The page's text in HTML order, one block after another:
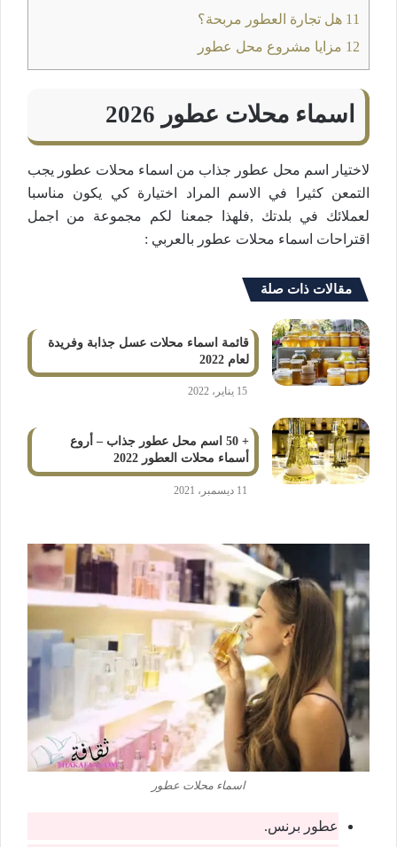
11 هل تجارة العطور مربحة؟
12 مزايا مشروع محل عطور
اسماء محلات عطور 2026
لاختيار اسم محل عطور جذاب من اسماء محلات عطور يجب
التمعن كثيرا في الاسم المراد اختيارة كي يكون مناسبا
لعملائك في بلدتك ,فلهذا جمعنا لكم مجموعة من اجمل
اقتراحات اسماء محلات عطور بالعربي :
مقالات ذات صلة
قائمة اسماء محلات عسل جذابة وفريدة
لعام 2022
15 يناير، 2022
+ 50 اسم محل عطور جذاب – أروع
أسماء محلات العطور 2022
11 ديسمبر، 2021
اسماء محلات عطور
عطور برنس.